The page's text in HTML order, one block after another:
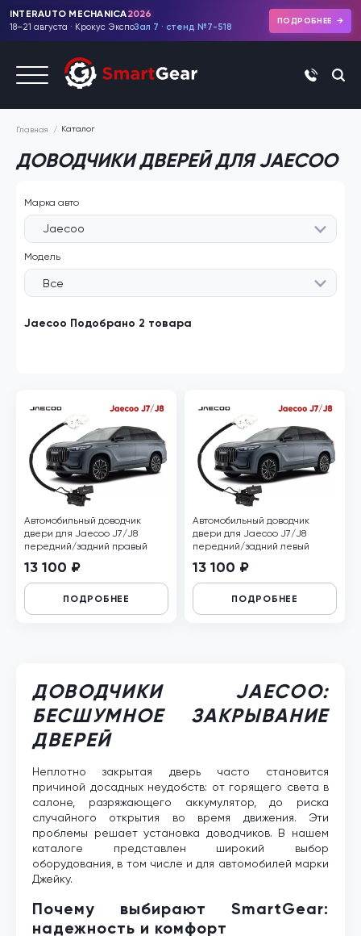
INTERAUTO MECHANICA2026
18–21 августа · Крокус ЭкспоЗал 7 · стенд №7-518
ПОДРОБНЕЕ
+7 (495)
Главная Каталог
ДОВОДЧИКИ ДВЕРЕЙ ДЛЯ JAECOO
Марка авто
Jaecoo
Модель
Все
Jaecoo Подобрано 2 товара
Автомобильный доводчик
двери для Jaecoo J7/J8
передний/задний правый
13 100 ₽
ПОДРОБНЕЕ
Автомобильный доводчик
двери для Jaecoo J7/J8
передний/задний левый
13 100 ₽
ПОДРОБНЕЕ
ДОВОДЧИКИ JAECOO:
БЕСШУМНОЕ ЗАКРЫВАНИЕ
ДВЕРЕЙ
Неплотно закрытая дверь часто становится
причиной досадных неудобств: от горящего света в
салоне, разряжающего аккумулятор, до риска
случайного открытия во время движения. Эти
проблемы решает установка доводчиков. В нашем
каталоге представлен широкий выбор
оборудования, в том числе и для автомобилей марки
Джейку.
Почему выбирают SmartGear:
надежность и комфорт